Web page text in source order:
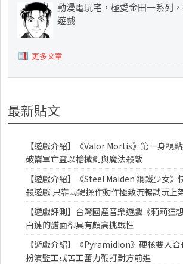
動漫電玩宅，極愛金田一系列
遊戲
更多文章
最新貼文
【遊戲介紹】《Valor Mortis》第一身視
破崙軍亡靈以槍械劍與魔法殺敵
【遊戲介紹】《Steel Maiden 鋼鐵少女》
殺遊戲 只靠兩鍵操作動作極致流暢試玩上
【遊戲評測】台灣國產音樂遊戲《莉莉狂
白鍵的譜面卻具有頗高挑戰性
【遊戲介紹】《Pyramidion》硬核雙人
扮演監工或苦工奮力鞭打對方前進